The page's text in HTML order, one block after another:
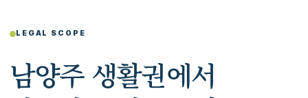
LEGAL SCOPE
남양주 생활권에서